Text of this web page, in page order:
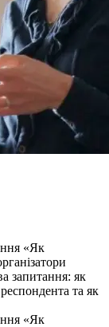
«Як
запитання: як
та як
«Як